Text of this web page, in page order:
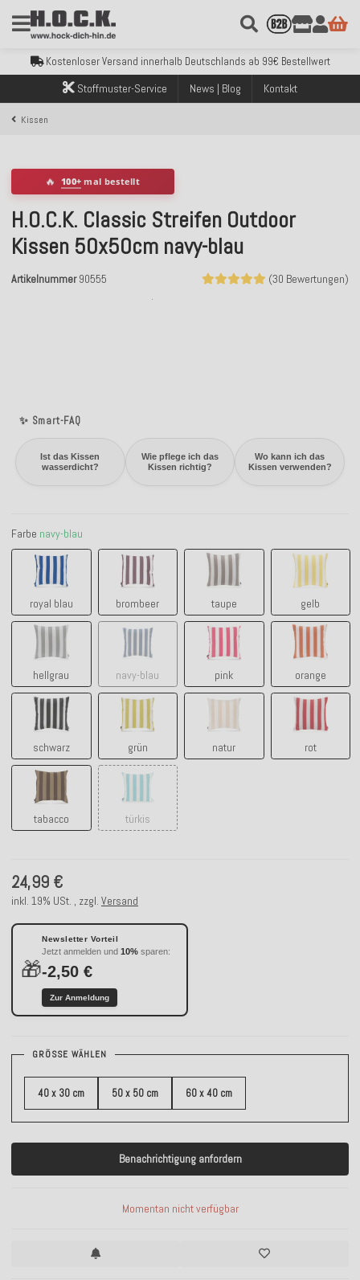
Über 120.000 erfolgreich versendete Bestellungen
Sicher bezahlen mit Klarna, PayPal & Amazon Pay
Kostenloser Versand innerhalb Deutschlands ab 99€ Bestellwert
Über 120.000 erfolgreich versendete Bestellungen
Stoffmuster-Service News | Blog Kontakt
Kissen
✨ Smart-FAQ
Ist das Kissen
wasserdicht?
Wie pflege ich das
Kissen richtig?
Wo kann ich das
Kissen verwenden?
🔥 100+ mal bestellt
H.O.C.K. Classic Streifen Outdoor
Kissen 50x50cm navy-blau
(30 Bewertungen)
Artikelnummer 90555
Farbe navy-blau
royal blau
royal blau
brombeer
brombeer
taupe
taupe
gelb
gelb
hellgrau
hellgrau
navy-blau
navy-blau
pink
pink
orange
orange
schwarz
schwarz
grün
grün
natur
natur
rot
rot
tabacco
tabacco
türkis
türkis
24,99 €
inkl. 19% USt. , zzgl. Versand
🎁
Newsletter Vorteil
Jetzt anmelden und 10% sparen:
-2,50 €
Zur Anmeldung
GRÖSSE WÄHLEN
40 x 30 cm 50 x 50 cm 60 x 40 cm
Benachrichtigung anfordern
Momentan nicht verfügbar